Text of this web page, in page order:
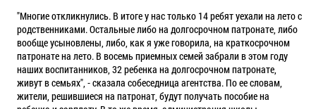
"Многие откликнулись. В итоге у нас только 14 ребят уехали на лето с
родственниками. Остальные либо на долгосрочном патронате, либо
вообще усыновлены, либо, как я уже говорила, на краткосрочном
патронате на лето. В восемь приемных семей забрали в этом году
наших воспитанников, 32 ребенка на долгосрочном патронате,
живут в семьях", - сказала собеседница агентства. По ее словам,
жители, решившиеся на патронат, будут получать пособие на